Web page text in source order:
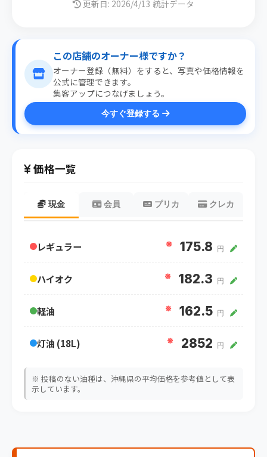
更新日: 2026/4/13 統計データ
この店舗のオーナー様ですか？
オーナー登録（無料）をすると、写真や価格情報を
公式に管理できます。
集客アップにつなげましょう。
今すぐ登録する
価格一覧
現金 会員 プリカ クレカ
レギュラー ※ 175.8 円
ハイオク ※ 182.3 円
軽油 ※ 162.5 円
灯油 (18L) ※ 2852 円
※ 投稿のない油種は、沖縄県の平均価格を参考値として表
示しています。